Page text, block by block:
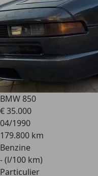
BMW 850
€ 35.000
04/1990
179.800 km
Benzine
- (l/100 km)
Particulier